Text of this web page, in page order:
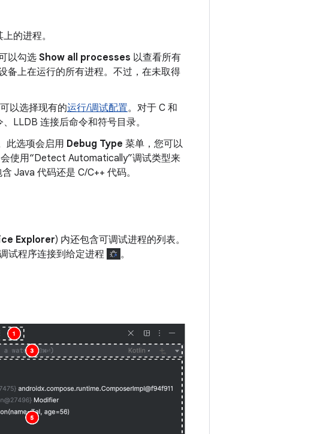
的进程。
以勾选Show all processes 以查看所有
备上在运行的所有进程。不过，在未取得
以选择现有的运行/调试配置。对于 C 和
LLDB 连接后命令和符号目录。
此选项会启用 Debug Type 菜单，您可以
使用“Detect Automatically”调试类型来
Java 代码还是 C/C++ 代码。
Explorer) 内还包含可调试进程的列表。
试程序连接到给定进程 。